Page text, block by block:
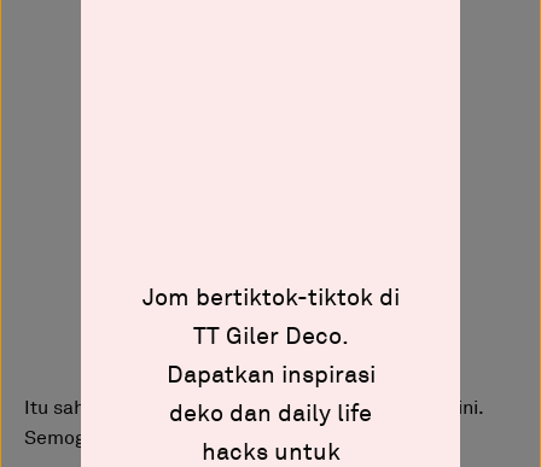
Itu sahaja perkongsian dari Giler Deco pada kali ini.
Semoga bermanfaat.
Jom bertiktok-tiktok di
TT Giler Deco.
Dapatkan inspirasi
deko dan daily life
hacks untuk